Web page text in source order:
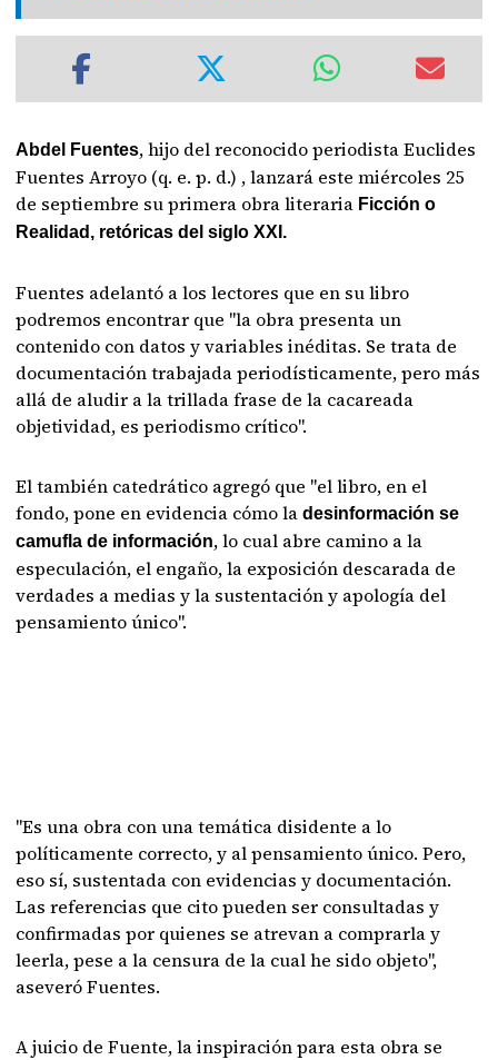
Abdel Fuentes, hijo del reconocido periodista Euclides
Fuentes Arroyo (q. e. p. d.) , lanzará este miércoles 25
de septiembre su primera obra literaria Ficción o
Realidad, retóricas del siglo XXI.
Fuentes adelantó a los lectores que en su libro
podremos encontrar que "la obra presenta un
contenido con datos y variables inéditas. Se trata de
documentación trabajada periodísticamente, pero más
allá de aludir a la trillada frase de la cacareada
objetividad, es periodismo crítico".
El también catedrático agregó que "el libro, en el
fondo, pone en evidencia cómo ladesinformación se
camufla de información, lo cual abre camino a la
especulación, el engaño, la exposición descarada de
verdades a medias y la sustentación y apología del
pensamiento único".
"Es una obra con una temática disidente a lo
políticamente correcto, y al pensamiento único. Pero,
eso sí, sustentada con evidencias y documentación.
Las referencias que cito pueden ser consultadas y
confirmadas por quienes se atrevan a comprarla y
leerla, pese a la censura de la cual he sido objeto",
aseveró Fuentes.
A juicio de Fuente, la inspiración para esta obra se